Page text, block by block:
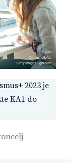
2023 je
KA1 do